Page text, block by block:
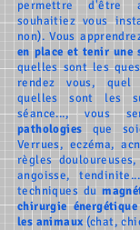
permettre d'être
souhaitiez vous
non). Vous
en place et tenir une
quelles sont les
rendez vous, quel
quelles sont les
séance..., vous
pathologies que
Verrues, eczéma,
règles
angoisse,
techniques du
chirurgie
les animaux(chat,